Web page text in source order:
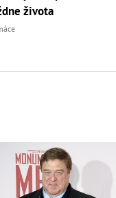
života